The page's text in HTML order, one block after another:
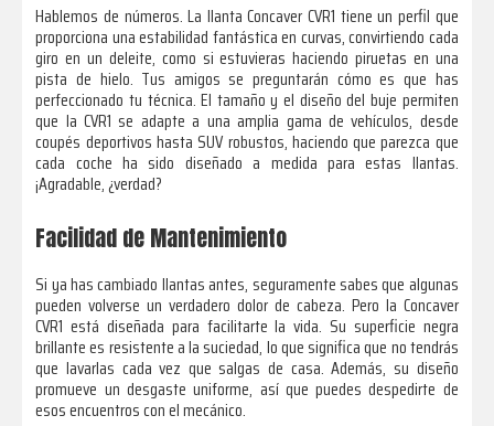
Hablemos de números. La llanta Concaver CVR1 tiene un perfil que
proporciona una estabilidad fantástica en curvas, convirtiendo cada
giro en un deleite, como si estuvieras haciendo piruetas en una
pista de hielo. Tus amigos se preguntarán cómo es que has
perfeccionado tu técnica. El tamaño y el diseño del buje permiten
que la CVR1 se adapte a una amplia gama de vehículos, desde
coupés deportivos hasta SUV robustos, haciendo que parezca que
cada coche ha sido diseñado a medida para estas llantas.
¡Agradable, ¿verdad?
Facilidad de Mantenimiento
Si ya has cambiado llantas antes, seguramente sabes que algunas
pueden volverse un verdadero dolor de cabeza. Pero la Concaver
CVR1 está diseñada para facilitarte la vida. Su superficie negra
brillante es resistente a la suciedad, lo que significa que no tendrás
que lavarlas cada vez que salgas de casa. Además, su diseño
promueve un desgaste uniforme, así que puedes despedirte de
esos encuentros con el mecánico.